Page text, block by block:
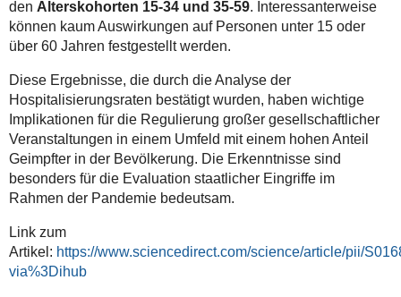
den Alterskohorten 15-34 und 35-59. Interessanterweise
können kaum Auswirkungen auf Personen unter 15 oder
über 60 Jahren festgestellt werden.
Diese Ergebnisse, die durch die Analyse der
Hospitalisierungsraten bestätigt wurden, haben wichtige
Implikationen für die Regulierung großer gesellschaftlicher
Veranstaltungen in einem Umfeld mit einem hohen Anteil
Geimpfter in der Bevölkerung. Die Erkenntnisse sind
besonders für die Evaluation staatlicher Eingriffe im
Rahmen der Pandemie bedeutsam.
Link zum
Artikel: https://www.sciencedirect.com/science/article/pii/
via%3Dihub